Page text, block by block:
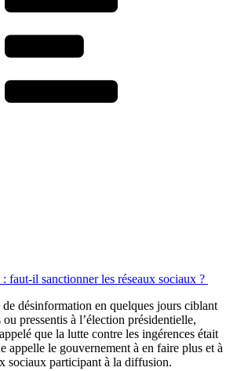
faut-il sanctionner les réseaux sociaux ?
désinformation en quelques jours ciblant
pressentis à l’élection présidentielle,
que la lutte contre les ingérences était
appelle le gouvernement à en faire plus et à
sociaux participant à la diffusion.